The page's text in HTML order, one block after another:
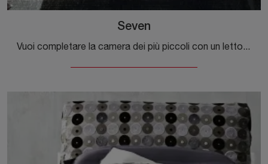
Seven
Vuoi completare la camera dei più piccoli con un letto singolo in ecopelle? Ecco qui il modello Seven di Tomasella per spazi moderni.